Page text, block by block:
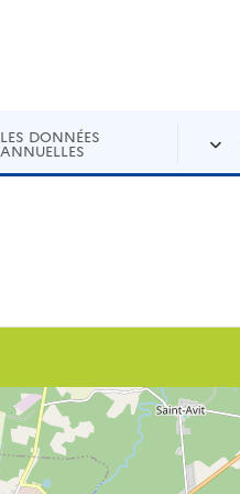
LES DONNÉES
ANNUELLES